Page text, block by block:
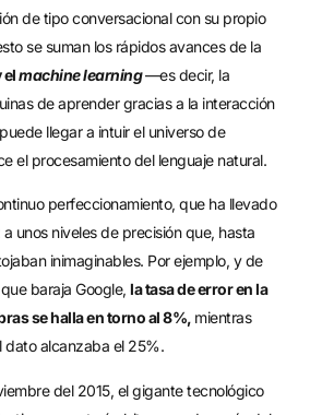
de tipo conversacional con su propio
se suman los rápidos avances de la
elmachine learning—es decir, la
de aprender gracias a la interacción
llegar a intuir el universo de
el procesamiento del lenguaje natural.
perfeccionamiento, que ha llevado
unos niveles de precisión que, hasta
inimaginables. Por ejemplo, y de
baraja Google,la tasa de error en la
se halla en torno al 8%, mientras
dato alcanzaba el 25%.
del 2015, el gigante tecnológico